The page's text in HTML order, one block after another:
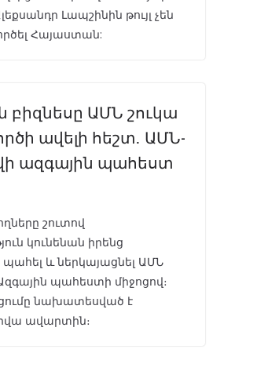
Լապշինին թույլ չեն
Հայաստան:
բիզնեսը ԱՄՆ շուկա
ավելի հեշտ․ ԱՄՆ-
ազգային պահեստ
շուտով
կունենան իրենց
և ներկայացնել ԱՄՆ
պահեստի միջոցով։
նախատեսված է
ավարտին։